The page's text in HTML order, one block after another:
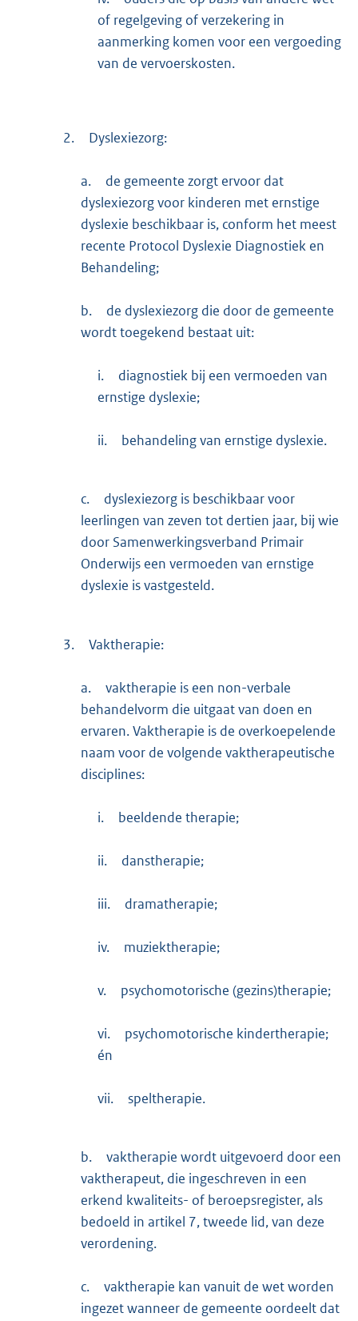
of regelgeving of verzekering in
aanmerking komen voor een vergoeding
van de vervoerskosten.
2. Dyslexiezorg:
a.
de gemeente zorgt ervoor dat
dyslexiezorg voor kinderen met ernstige
dyslexie beschikbaar is, conform het meest
recente Protocol Dyslexie Diagnostiek en
Behandeling;
b.
de dyslexiezorg die door de gemeente
wordt toegekend bestaat uit:
i.
diagnostiek bij een vermoeden van
ernstige dyslexie;
ii. behandeling van ernstige dyslexie.
c.
dyslexiezorg is beschikbaar voor
leerlingen van zeven tot dertien jaar, bij wie
door Samenwerkingsverband Primair
Onderwijs een vermoeden van ernstige
dyslexie is vastgesteld.
3. Vaktherapie:
a.
vaktherapie is een non-verbale
behandelvorm die uitgaat van doen en
ervaren. Vaktherapie is de overkoepelende
naam voor de volgende vaktherapeutische
disciplines:
i. beeldende therapie;
ii. danstherapie;
iii. dramatherapie;
iv. muziektherapie;
v. psychomotorische (gezins)therapie;
vi.
psychomotorische kindertherapie;
én
vii. speltherapie.
b.
vaktherapie wordt uitgevoerd door een
vaktherapeut, die ingeschreven in een
erkend kwaliteits- of beroepsregister, als
bedoeld in artikel 7, tweede lid, van deze
verordening.
c.
vaktherapie kan vanuit de wet worden
ingezet wanneer de gemeente oordeelt dat